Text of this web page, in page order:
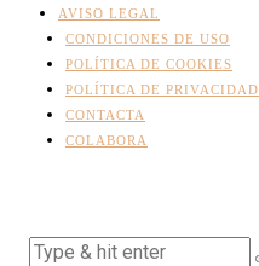
AVISO LEGAL
CONDICIONES DE USO
POLÍTICA DE COOKIES
POLÍTICA DE PRIVACIDAD
CONTACTA
COLABORA